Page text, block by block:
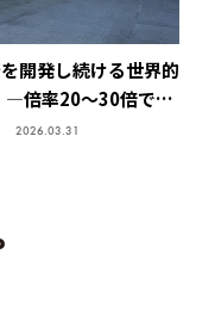
開発し続ける世界的
倍率20～30倍でも
技術で特許取得、今
2026.03.31